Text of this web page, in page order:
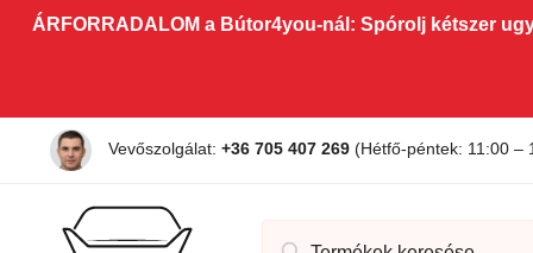
ÁRFORRADALOM a Bútor4you-nál: Spórolj kétszer
Vevőszolgálat: +36 705 407 269 (Hétfő-péntek: 11:00 –